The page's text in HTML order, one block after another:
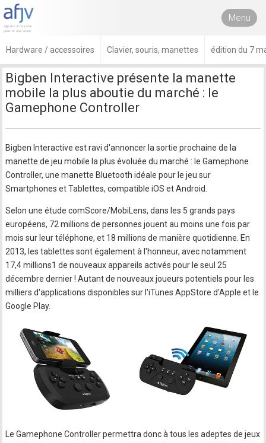
Menu
Hardware / accessoires Clavier, souris, manettes édition du 7
Bigben Interactive présente la manette
mobile la plus aboutie du marché : le
Gamephone Controller
Bigben Interactive est ravi d'annoncer la sortie prochaine de la
manette de jeu mobile la plus évoluée du marché : le Gamephone
Controller, une manette Bluetooth idéale pour le jeu sur
Smartphones et Tablettes, compatible iOS et Android.
Selon une étude comScore/MobiLens, dans les 5 grands pays
européens, 72 millions de personnes jouent au moins une fois par
mois sur leur téléphone, et 18 millions de manière quotidienne. En
2013, les tablettes sont également à l'honneur, avec notamment
17,4 millions1 de nouveaux appareils activés pour le seul 25
décembre dernier ! Autant de nouveaux joueurs potentiels pour les
milliers d'applications disponibles sur l'iTunes AppStore d'Apple et le
Google Play.
Le Gamephone Controller permettra donc à tous les adeptes de jeux